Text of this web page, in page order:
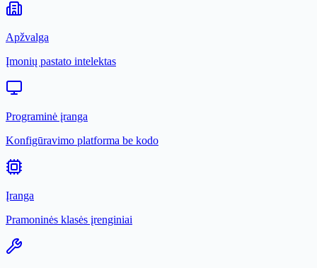
Apžvalga
Įmonių pastato intelektas
Programinė įranga
Konfigūravimo platforma be kodo
Įranga
Pramoninės klasės įrenginiai